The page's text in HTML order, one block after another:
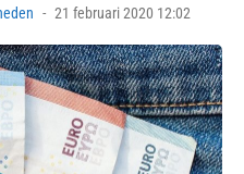
Posted
21 februari 2020 12:02